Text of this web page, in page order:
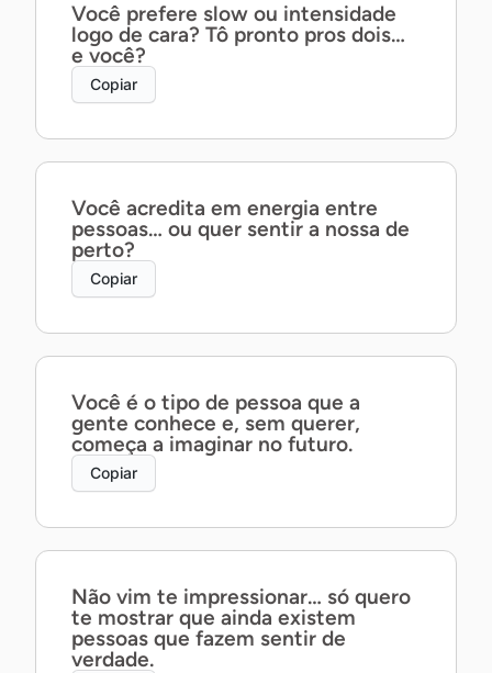
Você prefere slow ou intensidade
logo de cara? Tô pronto pros dois…
e você?
Copiar
Você acredita em energia entre
pessoas… ou quer sentir a nossa de
perto?
Copiar
Você é o tipo de pessoa que a
gente conhece e, sem querer,
começa a imaginar no futuro.
Copiar
Não vim te impressionar… só quero
te mostrar que ainda existem
pessoas que fazem sentir de
verdade.